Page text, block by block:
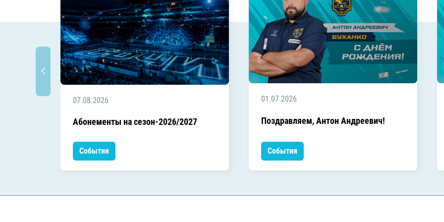
07.08.2026
Абонементы на сезон-2026/2027
События
01.07.2026
Поздравляем, Антон Андреевич!
События